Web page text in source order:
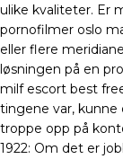
ulike kvaliteter. Er
pornofilmer oslo
eller flere
løsningen på en
milf escort best
tingene var,
troppe opp på
1922: Om det er